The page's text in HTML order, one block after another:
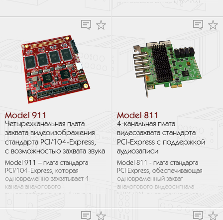
аналогового видео NTSC/PAL
захватывает необработанные
Model 911
Четырехканальная плата
захвата видеоизображения
стандарта PCI/104‑Express,
с возможностью захвата звука
Model 911 – плата стандарта
PCI/104-Express, которая
одновременно захватывает 4
канала аналогового
видеоизображения и 4 канала
необработанные кадры
Model 811
4-канальная плата
видеозахвата стандарта
PCI‑Express с поддержкой
аудиозаписи
Model 811 - плата стандарта
PCI Express, обеспечивающая
одновременный захват
аналогового видеосигнала
NTSC/PAL с четырех каналов и
Она захватывает